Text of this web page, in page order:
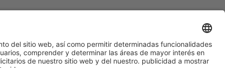
#HOSTELCO2028
en las redes sociales